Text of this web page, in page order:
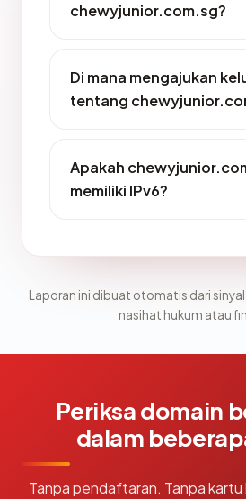
chewyjunior.com.sg?
Di mana mengajukan
tentang
Apakah
memiliki IPv6?
Laporan ini dibuat otomatis dari
nasihat hukum atau
Periksa domain
dalam
Tanpa pendaftaran. Tanpa